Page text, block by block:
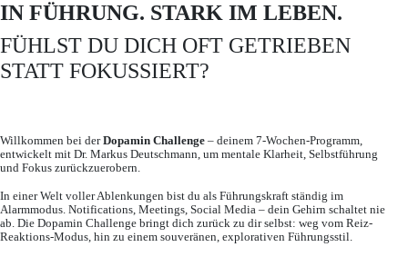
IN FÜHRUNG. STARK IM LEBEN.
FÜHLST DU DICH OFT GETRIEBEN
STATT FOKUSSIERT?
Willkommen bei derDopamin Challenge – deinem 7-Wochen-Programm,
entwickelt mit Dr. Markus Deutschmann, um mentale Klarheit, Selbstführung
und Fokus zurückzuerobern.
In einer Welt voller Ablenkungen bist du als Führungskraft ständig im
Alarmmodus. Notifications, Meetings, Social Media – dein Gehirn schaltet nie
ab. Die Dopamin Challenge bringt dich zurück zu dir selbst: weg vom Reiz-
Reaktions-Modus, hin zu einem souveränen, explorativen Führungsstil.